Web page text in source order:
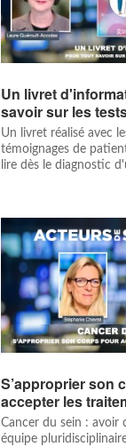
Un livret
savoir sur les
Un livret réalisé avec
témoignages de
lire dès le diagnostic
S’approprier son
accepter les
Cancer du sein : avoir
équipe